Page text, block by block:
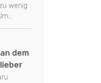
wenig
dem